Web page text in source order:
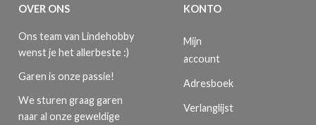
OVER ONS
Ons team van Lindehobby
wenst je het allerbeste :)
Garen is onze passie!
We sturen graag garen
naar al onze geweldige
KONTO
Mijn
account
Adresboek
Verlanglijst